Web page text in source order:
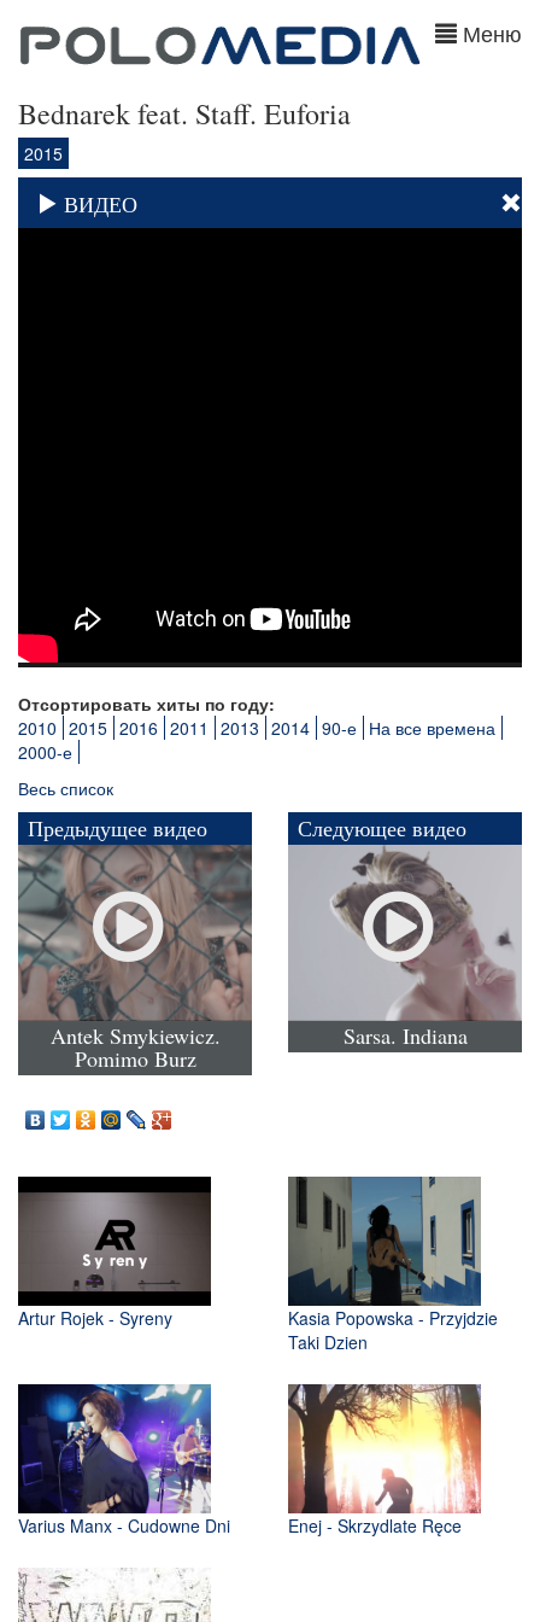
Меню
Bednarek feat. Staff. Euforia
2015
ВИДЕО
Отсортировать хиты по году:
2010 2015 2016 2011 2013 2014 90-е На все времена
2000-е
Весь список
Предыдущее видео
Antek Smykiewicz.
Pomimo Burz
Следующее видео
Sarsa. Indiana
Artur Rojek - Syreny
Kasia Popowska - Przyjdzie
Taki Dzien
Varius Manx - Cudowne Dni Enej - Skrzydlate Ręce